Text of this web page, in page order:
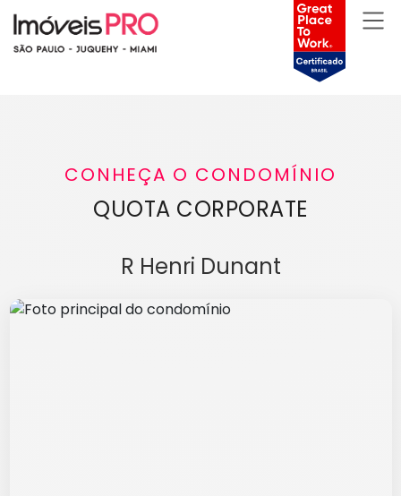
CONHEÇA O CONDOMÍNIO
QUOTA CORPORATE
R Henri Dunant